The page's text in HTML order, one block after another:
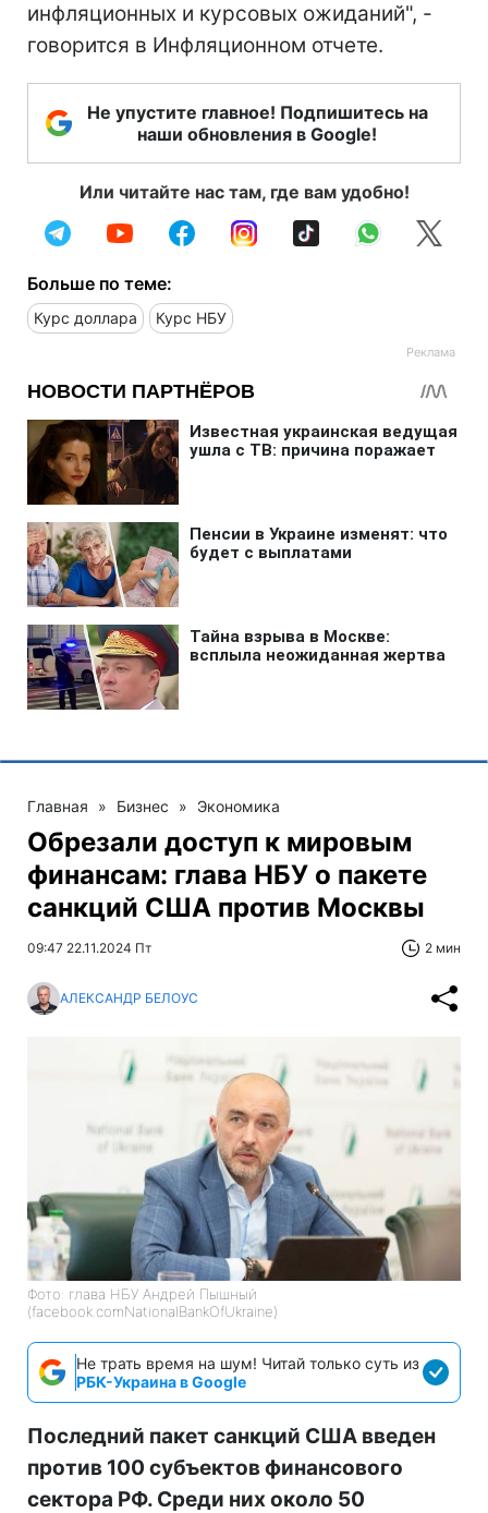
инфляционных и курсовых ожиданий", -
говорится в Инфляционном отчете.
Не упустите главное! Подпишитесь на
наши обновления в Google!
Или читайте нас там, где вам удобно!
Больше по теме:
Курс доллара Курс НБУ
Главная » Бизнес » Экономика
Обрезали доступ к мировым
финансам: глава НБУ о пакете
санкций США против Москвы
09:47 22.11.2024 Пт 2 мин
АЛЕКСАНДР БЕЛОУС
Фото: глава НБУ Андрей Пышный
(facebook.comNationalBankOfUkraine)
Не трать время на шум! Читай только суть из
РБК-Украина в Google
Последний пакет санкций США введен
против 100 субъектов финансового
сектора РФ. Среди них около 50